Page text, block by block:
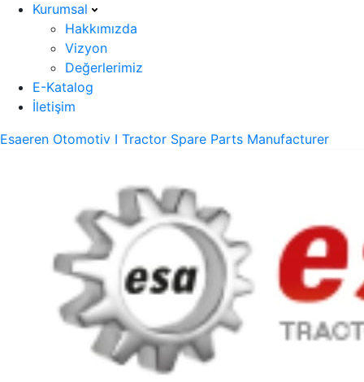
Kurumsal
Hakkımızda
Vizyon
Değerlerimiz
E-Katalog
İletişim
Esaeren Otomotiv I Tractor Spare Parts Manufacturer